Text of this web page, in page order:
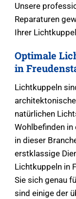
Unsere
Reparaturen
Ihrer
Optimale
in
Lichtkuppeln
natürlichen
Wohlbefinden in
in dieser
erstklassige
Lichtkuppeln in
Sie sich genau
sind einige der